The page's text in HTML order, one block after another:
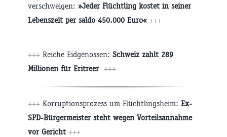
verschweigen: »Jeder Flüchtling kostet in seiner
Lebenszeit per saldo 450.000 Euro« +++
+++ Reiche Eidgenossen: Schweiz zahlt 289
Millionen für Eritreer +++
+++ Korruptionsprozess um Flüchtlingsheim: Ex-
SPD-Bürgermeister steht wegen Vorteilsannahme
vor Gericht +++